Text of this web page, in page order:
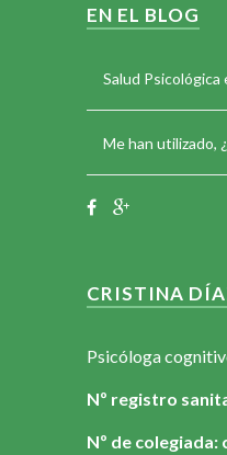
EN EL BLOG
Salud Psicológica
Me han utilizado,
CRISTINA
Psicóloga
Nº registro
Nº de colegiada: